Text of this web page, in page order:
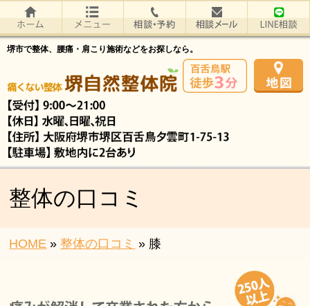
堺市で整体、腰痛・肩こり施術などをお探しなら。
整体の口コミ
HOME » 整体の口コミ » 膝